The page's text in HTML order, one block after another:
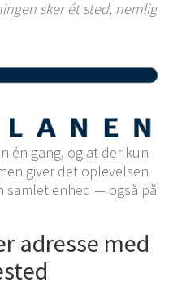
sker ét sted, nem­lig
én gang, og at der kun
giver det ople­vel­sen
sam­let enhed — også på
adres­se med